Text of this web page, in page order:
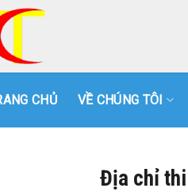
CHỦ VỀ CHÚNG TÔI
Địa chỉ thi